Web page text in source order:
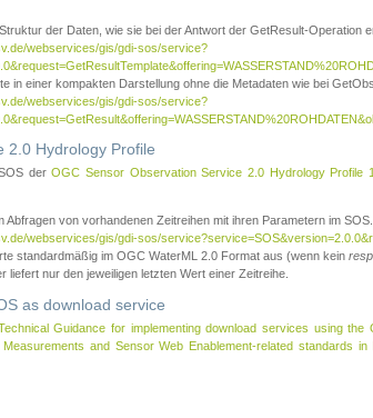
der Daten, wie sie bei der Antwort der GetResult-Operation
webservices/gis/gdi-sos/service?
in einer kompakten Darstellung ohne die Metadaten wie bei
webservices/gis/gdi-sos/service?
2.0 Hydrology Profile
SOS derOGC Sensor Observation Service 2.0 Hydrology Profile
Abfragen von vorhandenen Zeitreihen mit ihren Parametern im SOS.
webservices/gis/gdi-sos/
standardmäßig im OGC WaterML 2.0 Format aus (wenn kein
liefert nur den jeweiligen letzten Wert einer Zeitreihe.
as download service
Guidance for implementing download services using
and Sensor Web Enablement-related standards in